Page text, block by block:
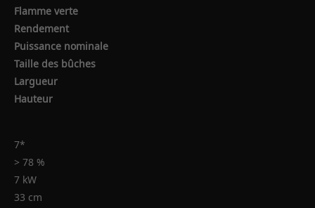
Flamme verte
Rendement
Puissance nominale
Taille des bûches
Largueur
Hauteur
7*
> 78 %
7 kW
33 cm